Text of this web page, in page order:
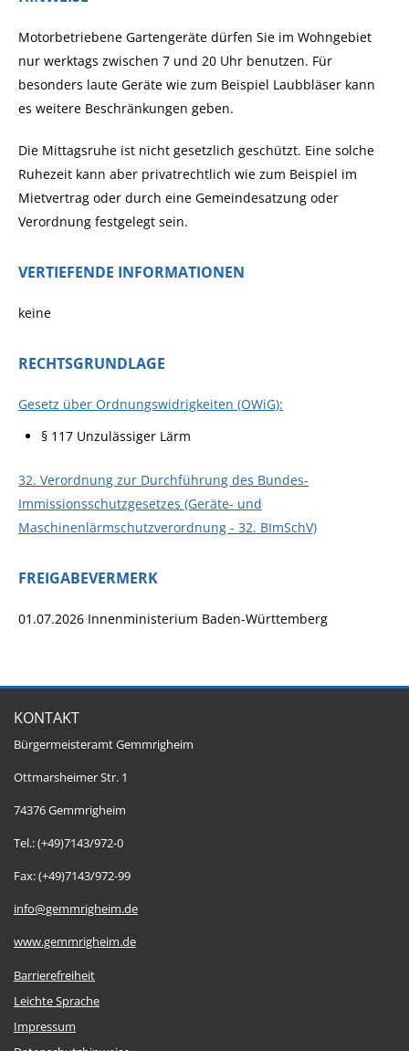
Motorbetriebene Gartengeräte dürfen Sie im Wohngebiet
nur werktags zwischen 7 und 20 Uhr benutzen. Für
besonders laute Geräte wie zum Beispiel Laubbläser kann
es weitere Beschränkungen geben.
Die Mittagsruhe ist nicht gesetzlich geschützt. Eine solche
Ruhezeit kann aber privatrechtlich wie zum Beispiel im
Mietvertrag oder durch eine Gemeindesatzung oder
Verordnung festgelegt sein.
VERTIEFENDE INFORMATIONEN
keine
RECHTSGRUNDLAGE
Gesetz über Ordnungswidrigkeiten (OWiG):
§ 117 Unzulässiger Lärm
32. Verordnung zur Durchführung des Bundes-
Immissionsschutzgesetzes (Geräte- und
Maschinenlärmschutzverordnung - 32. BImSchV)
FREIGABEVERMERK
01.07.2026 Innenministerium Baden-Württemberg
KONTAKT
Bürgermeisteramt Gemmrigheim
Ottmarsheimer Str. 1
74376 Gemmrigheim
Tel.: (+49)7143/972-0
Fax: (+49)7143/972-99
info@gemmrigheim.de
www.gemmrigheim.de
Barrierefreiheit
Leichte Sprache
Impressum